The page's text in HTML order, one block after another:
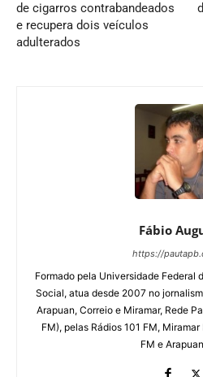
de cigarros contrabandeados
e recupera dois veículos
adulterados
Fábio
https://
Formado pela Universidade Federal
Social, atua desde 2007 no
Arapuan, Correio e Miramar, Rede
FM), pelas Rádios 101 FM,
FM e